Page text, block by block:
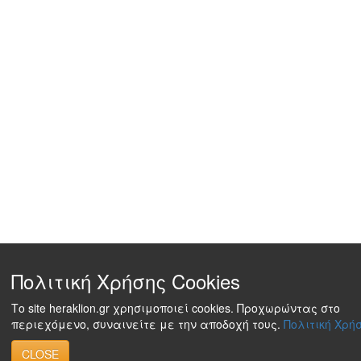
Πολιτική Χρήσης Cookies
Το site heraklion.gr χρησιμοποιεί cookies. Προχωρώντας στο
περιεχόμενο, συναινείτε με την αποδοχή τους. Πολιτική
CLOSE